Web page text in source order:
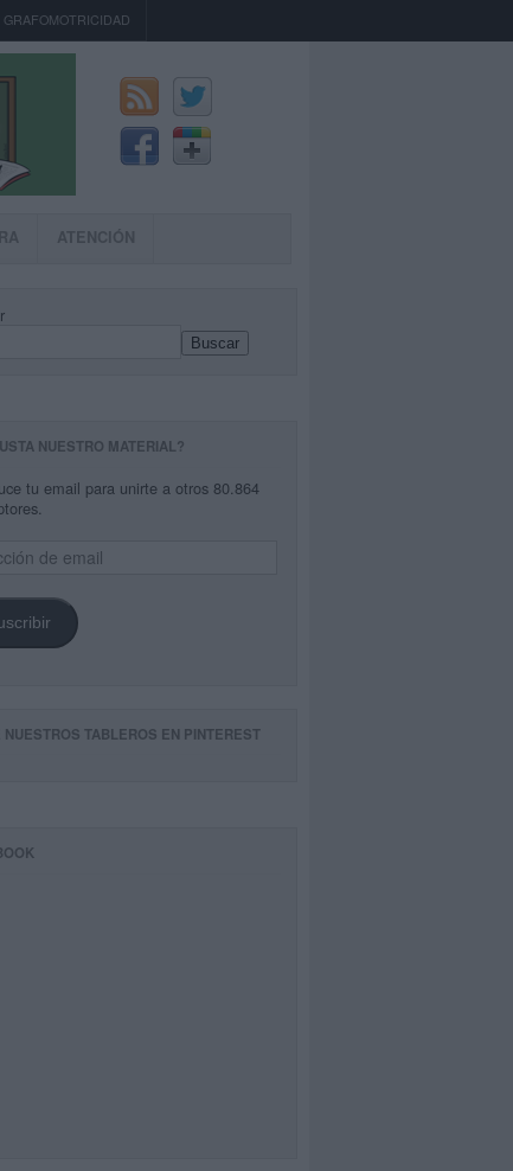
GRAFOMOTRICIDAD
ATENCIÓN
Buscar
NUESTRO MATERIAL?
tu email para unirte a otros 80.864
NUESTROS TABLEROS EN PINTEREST